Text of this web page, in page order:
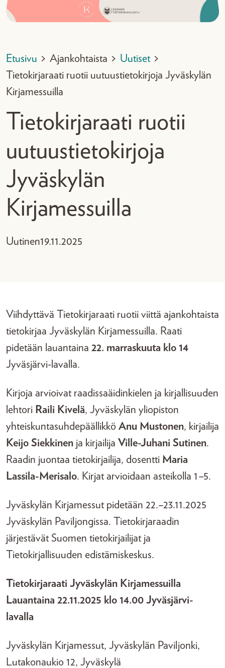
Etusivu > Ajankohtaista > Uutiset >
Tietokirjaraati ruotii uutuustietokirjoja Jyväskylän
Kirjamessuilla
Tietokirjaraati ruotii
uutuustietokirjoja
Jyväskylän
Kirjamessuilla
Uutinen19.11.2025
Viihdyttävä Tietokirjaraati ruotii viittä ajankohtaista
tietokirjaa Jyväskylän Kirjamessuilla. Raati
pidetään lauantaina 22. marraskuuta klo 14
Jyväsjärvi-lavalla.
Kirjoja arvioivat raadissaäidinkielen ja kirjallisuuden
lehtori Raili Kivelä, Jyväskylän yliopiston
yhteiskuntasuhdepäällikkö Anu Mustonen, kirjailija
Keijo Siekkinen ja kirjailija Ville-Juhani Sutinen.
Raadin juontaa tietokirjailija, dosentti Maria
Lassila-Merisalo. Kirjat arvioidaan asteikolla 1–5.
Jyväskylän Kirjamessut pidetään 22.–23.11.2025
Jyväskylän Paviljongissa. Tietokirjaraadin
järjestävät Suomen tietokirjailijat ja
Tietokirjallisuuden edistämiskeskus.
Tietokirjaraati Jyväskylän Kirjamessuilla
Lauantaina 22.11.2025 klo 14.00 Jyväsjärvi-
lavalla
Jyväskylän Kirjamessut, Jyväskylän Paviljonki,
Lutakonaukio 12, Jyväskylä